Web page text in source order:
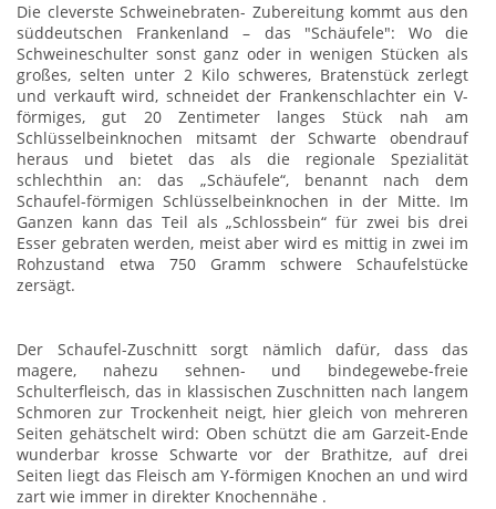
Die cleverste Schweinebraten- Zubereitung kommt aus den
süddeutschen Frankenland – das "Schäufele": Wo die
Schweineschulter sonst ganz oder in wenigen Stücken als
großes, selten unter 2 Kilo schweres, Bratenstück zerlegt
und verkauft wird, schneidet der Frankenschlachter ein V-
förmiges, gut 20 Zentimeter langes Stück nah am
Schlüsselbeinknochen mitsamt der Schwarte obendrauf
heraus und bietet das als die regionale Spezialität
schlechthin an: das „Schäufele“, benannt nach dem
Schaufel-förmigen Schlüsselbeinknochen in der Mitte. Im
Ganzen kann das Teil als „Schlossbein“ für zwei bis drei
Esser gebraten werden, meist aber wird es mittig in zwei im
Rohzustand etwa 750 Gramm schwere Schaufelstücke
zersägt.
Der Schaufel-Zuschnitt sorgt nämlich dafür, dass das
magere, nahezu sehnen- und bindegewebe-freie
Schulterfleisch, das in klassischen Zuschnitten nach langem
Schmoren zur Trockenheit neigt, hier gleich von mehreren
Seiten gehätschelt wird: Oben schützt die am Garzeit-Ende
wunderbar krosse Schwarte vor der Brathitze, auf drei
Seiten liegt das Fleisch am Y-förmigen Knochen an und wird
zart wie immer in direkter Knochennähe .